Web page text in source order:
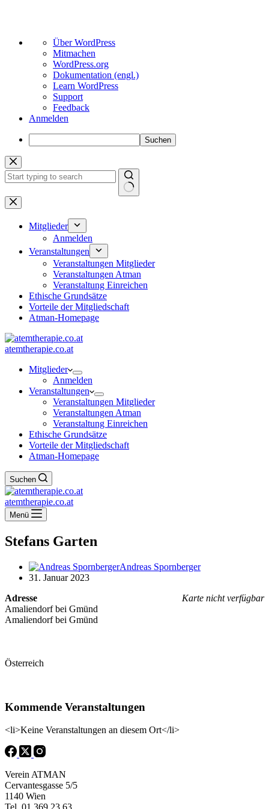
Über
WordPress
Über WordPress
Mitmachen
WordPress.org
Dokumentation (engl.)
Learn WordPress
Support
Feedback
Anmelden
Suchen
Zum
Inhalt
springen
Keine
Ergebnisse
Mitglieder
Anmelden
Veranstaltungen
Veranstaltungen Mitglieder
Veranstaltungen Atman
Veranstaltung Einreichen
Ethische Grundsätze
Vorteile der Mitgliedschaft
Atman-Homepage
atemtherapie.co.at
Mitglieder
Anmelden
Veranstaltungen
Veranstaltungen Mitglieder
Veranstaltungen Atman
Veranstaltung Einreichen
Ethische Grundsätze
Vorteile der Mitgliedschaft
Atman-Homepage
Suchen
atemtherapie.co.at
Menü
Stefans Garten
Andreas Spornberger
31. Januar 2023
Karte nicht verfügbar
Adresse
Amaliendorf bei Gmünd
Amaliendorf bei Gmünd
Österreich
Kommende Veranstaltungen
<li>Keine Veranstaltungen an diesem Ort</li>
Verein ATMAN
Cervantesgasse 5/5
1140 Wien